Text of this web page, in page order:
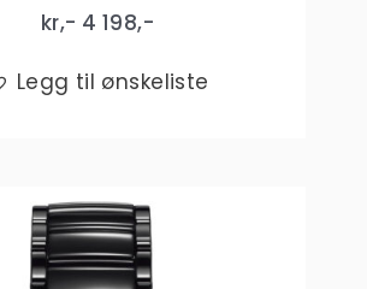
kr,- 4 198,-
Legg til ønskeliste